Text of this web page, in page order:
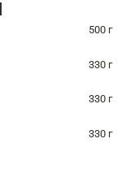
500 г
330 г
330 г
330 г